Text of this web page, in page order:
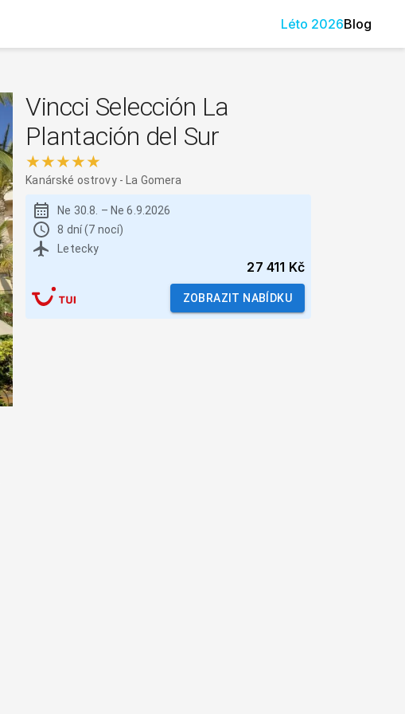
Léto 2026Blog
Vincci Selección La
Plantación del Sur
★★★★★
Kanárské ostrovy- La Gomera
Ne 30.8. – Ne 6.9.2026
8 dní (7 nocí)
Letecky
27 411 Kč
ZOBRAZIT NABÍDKU